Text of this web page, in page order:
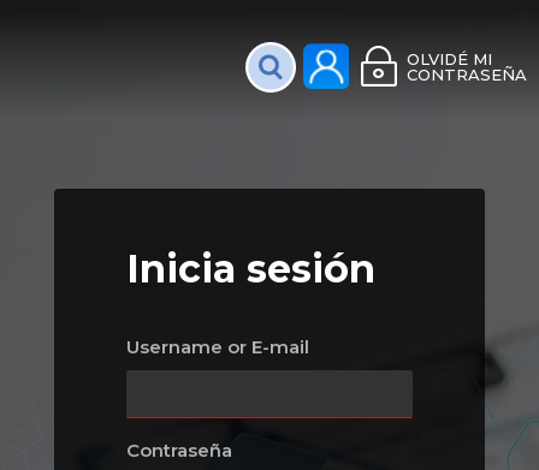
PlataformaOLVIDÉ MI
CONTRASEÑA
Inicia sesión
Username or E-mail
Contraseña